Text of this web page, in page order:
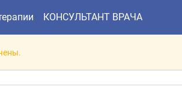
КОНСУЛЬТАНТ ВРАЧА